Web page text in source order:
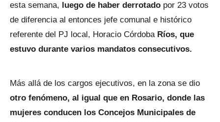
esta semana, luego de haber derrotado por 23 votos
de diferencia al entonces jefe comunal e histórico
referente del PJ local, Horacio Córdoba Ríos, que
estuvo durante varios mandatos consecutivos.
Más allá de los cargos ejecutivos, en la zona se dio
otro fenómeno, al igual que en Rosario, donde las
mujeres conducen los Concejos Municipales de